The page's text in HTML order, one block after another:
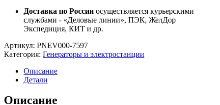
Доставка по России осуществляется курьерскими
службами - «Деловые линии», ПЭК, ЖелДор
Экспедиция, КИТ и др.
Артикул: PNEV000-7597
Категория: Генераторы и электростанции
Описание
Детали
Описание